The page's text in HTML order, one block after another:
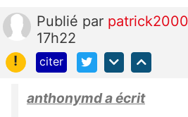
Publié par patrick2000
17h22
!
citer
anthonymd a écrit